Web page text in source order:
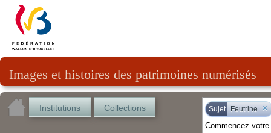
Images et histoires des patrimoines numérisés
Institutions Collections Sujet Feutrine ×